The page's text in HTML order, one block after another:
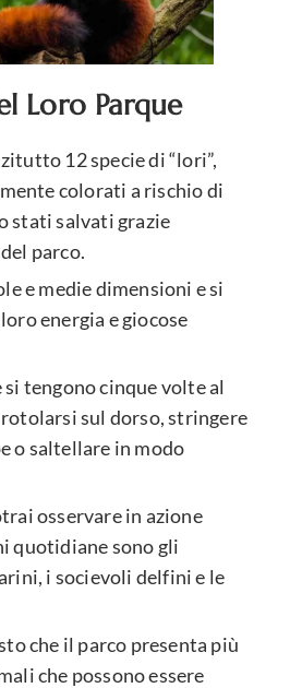
Loro Parque
12 specie di “lori”,
colorati a rischio di
stati salvati grazie
parco.
e medie dimensioni e si
energia e giocose
tengono cinque volte al
sul dorso, stringere
o saltellare in modo
osservare in azione
quotidiane sono gli
i socievoli delfini e le
che il parco presenta più
che possono essere